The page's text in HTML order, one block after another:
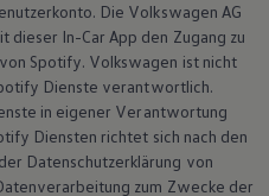
Die Volkswagen AG
dieser In-Car App den Zugang zu
Spotify. Volkswagen ist nicht
Dienste verantwortlich.
in eigener Verantwortung
Diensten richtet sich nach den
Datenschutzerklärung von
zum Zwecke der